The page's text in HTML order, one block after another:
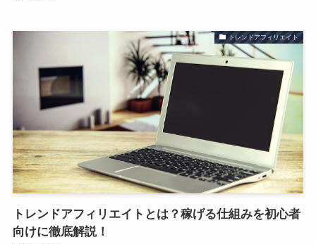
トレンドアフィリエイト
トレンドアフィリエイトとは？稼げる仕組みを初心者
向けに徹底解説！